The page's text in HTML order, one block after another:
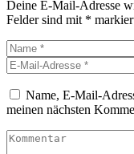
Deine E-Mail-Adresse
Felder sind mit *
Name, E-Mail-
meinen nächsten